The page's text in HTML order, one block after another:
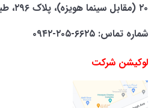
۲۰ (مقابل سینما هویزه)، پلاک ۲۹۶، طبقه منهای یک
شماره تماس: ۶۶۲۵-۲۰۵-۰۹۴۲
لوکیشن شرکت